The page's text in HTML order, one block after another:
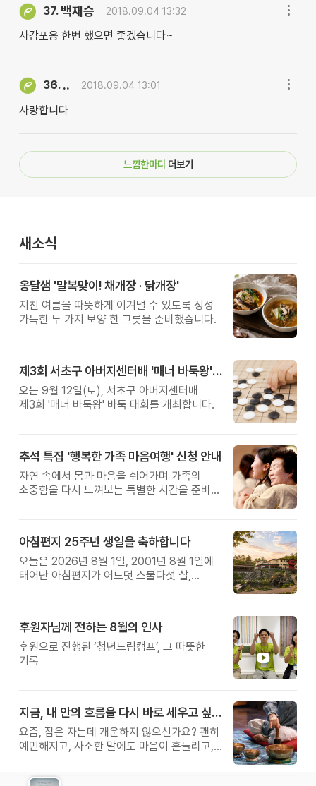
37. 백재승 2018.09.04 13:32
사감포옹 한번 했으면 좋겠습니다~
36. .. 2018.09.04 13:01
사랑합니다
느낌한마디 더보기
새소식
옹달샘 '말복맞이! 채개장 · 닭개장'
지친 여름을 따뜻하게 이겨낼 수 있도록 정성
가득한 두 가지 보양 한 그릇을 준비했습니다.
제3회 서초구 아버지센터배 '매너 바둑왕' 대회
오는 9월 12일(토), 서초구 아버지센터배
제3회 '매너 바둑왕' 바둑 대회를 개최합니다.
추석 특집 '행복한 가족 마음여행' 신청 안내
자연 속에서 몸과 마음을 쉬어가며 가족의
소중함을 다시 느껴보는 특별한 시간을 준비해
아침편지 25주년 생일을 축하합니다
오늘은 2026년 8월 1일, 2001년 8월 1일에
태어난 아침편지가 어느덧 스물다섯 살,
후원자님께 전하는 8월의 인사
후원으로 진행된 ‘청년드림캠프’, 그 따뜻한
기록
지금, 내 안의 흐름을 다시 바로 세우고 싶다면
요즘, 잠은 자는데 개운하지 않으신가요? 괜히
예민해지고, 사소한 말에도 마음이 흔들리고,
회복되지 않는 건 몸이 아니라 ‘에너지의